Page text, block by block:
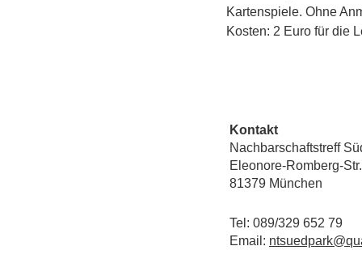
Kartenspiele. Ohne
Kosten: 2 Euro für die
Kontakt
Nachbarschaftstreff
Eleonore-Romberg-
81379 München
Tel: 089/329 652 79
Email: